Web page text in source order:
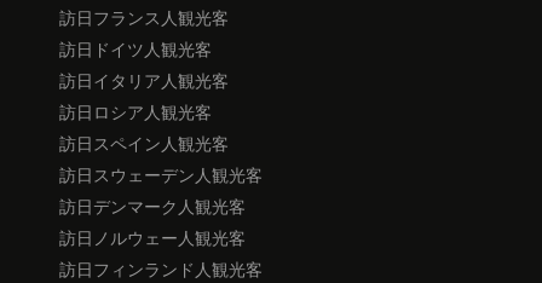
訪日フランス人観光客
訪日ドイツ人観光客
訪日イタリア人観光客
訪日ロシア人観光客
訪日スペイン人観光客
訪日スウェーデン人観光客
訪日デンマーク人観光客
訪日ノルウェー人観光客
訪日フィンランド人観光客